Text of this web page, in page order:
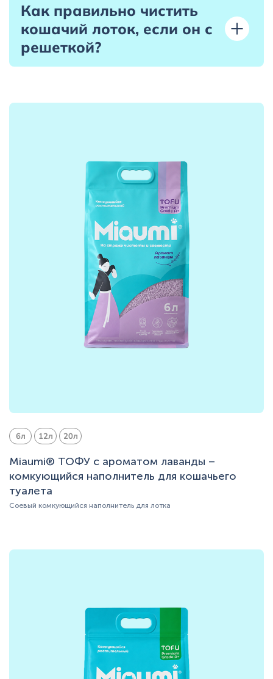
Как правильно чистить
кошачий лоток, если он с
решеткой?
6л 12л 20л
Miaumi® ТОФУ с ароматом лаванды –
комкующийся наполнитель для кошачьего
туалета
Соевый комкующийся наполнитель для лотка